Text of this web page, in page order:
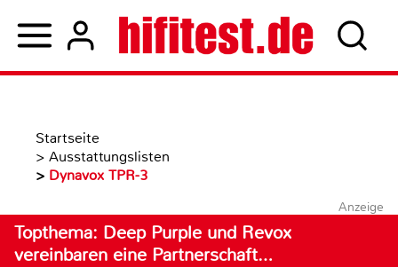
Startseite
> Ausstattungslisten
> Dynavox TPR-3
Anzeige
Topthema: Deep Purple und Revox
vereinbaren eine Partnerschaft…